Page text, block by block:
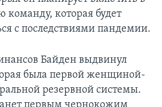
которая будет
с последствиями пандемии.
Байден выдвинул
была первой женщиной-
резервной системы.